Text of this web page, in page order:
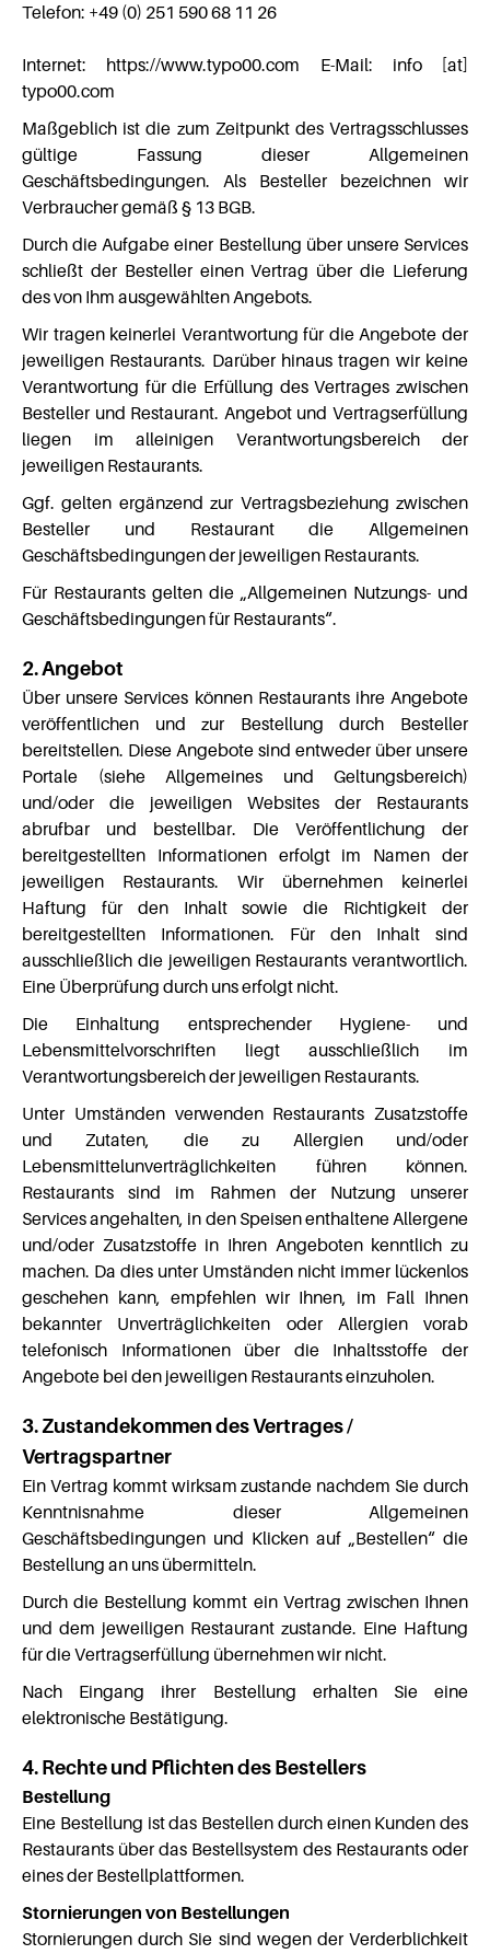
Telefon: +49 (0) 251 590 68 11 26
Internet: https://www.typo00.com E-Mail: info [at]
typo00.com
Maßgeblich ist die zum Zeitpunkt des Vertragsschlusses
gültige Fassung dieser Allgemeinen
Geschäftsbedingungen. Als Besteller bezeichnen wir
Verbraucher gemäß § 13 BGB.
Durch die Aufgabe einer Bestellung über unsere Services
schließt der Besteller einen Vertrag über die Lieferung
des von Ihm ausgewählten Angebots.
Wir tragen keinerlei Verantwortung für die Angebote der
jeweiligen Restaurants. Darüber hinaus tragen wir keine
Verantwortung für die Erfüllung des Vertrages zwischen
Besteller und Restaurant. Angebot und Vertragserfüllung
liegen im alleinigen Verantwortungsbereich der
jeweiligen Restaurants.
Ggf. gelten ergänzend zur Vertragsbeziehung zwischen
Besteller und Restaurant die Allgemeinen
Geschäftsbedingungen der jeweiligen Restaurants.
Für Restaurants gelten die „Allgemeinen Nutzungs- und
Geschäftsbedingungen für Restaurants“.
2. Angebot
Über unsere Services können Restaurants ihre Angebote
veröffentlichen und zur Bestellung durch Besteller
bereitstellen. Diese Angebote sind entweder über unsere
Portale (siehe Allgemeines und Geltungsbereich)
und/oder die jeweiligen Websites der Restaurants
abrufbar und bestellbar. Die Veröffentlichung der
bereitgestellten Informationen erfolgt im Namen der
jeweiligen Restaurants. Wir übernehmen keinerlei
Haftung für den Inhalt sowie die Richtigkeit der
bereitgestellten Informationen. Für den Inhalt sind
ausschließlich die jeweiligen Restaurants verantwortlich.
Eine Überprüfung durch uns erfolgt nicht.
Die Einhaltung entsprechender Hygiene- und
Lebensmittelvorschriften liegt ausschließlich im
Verantwortungsbereich der jeweiligen Restaurants.
Unter Umständen verwenden Restaurants Zusatzstoffe
und Zutaten, die zu Allergien und/oder
Lebensmittelunverträglichkeiten führen können.
Restaurants sind im Rahmen der Nutzung unserer
Services angehalten, in den Speisen enthaltene Allergene
und/oder Zusatzstoffe in Ihren Angeboten kenntlich zu
machen. Da dies unter Umständen nicht immer lückenlos
geschehen kann, empfehlen wir Ihnen, im Fall Ihnen
bekannter Unverträglichkeiten oder Allergien vorab
telefonisch Informationen über die Inhaltsstoffe der
Angebote bei den jeweiligen Restaurants einzuholen.
3. Zustandekommen des Vertrages /
Vertragspartner
Ein Vertrag kommt wirksam zustande nachdem Sie durch
Kenntnisnahme dieser Allgemeinen
Geschäftsbedingungen und Klicken auf „Bestellen“ die
Bestellung an uns übermitteln.
Durch die Bestellung kommt ein Vertrag zwischen Ihnen
und dem jeweiligen Restaurant zustande. Eine Haftung
für die Vertragserfüllung übernehmen wir nicht.
Nach Eingang ihrer Bestellung erhalten Sie eine
elektronische Bestätigung.
4. Rechte und Pflichten des Bestellers
Bestellung
Eine Bestellung ist das Bestellen durch einen Kunden des
Restaurants über das Bestellsystem des Restaurants oder
eines der Bestellplattformen.
Stornierungen von Bestellungen
Stornierungen durch Sie sind wegen der Verderblichkeit